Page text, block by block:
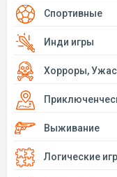
Спортивные
Инди игры
Хорроры,
Выживание
Логические